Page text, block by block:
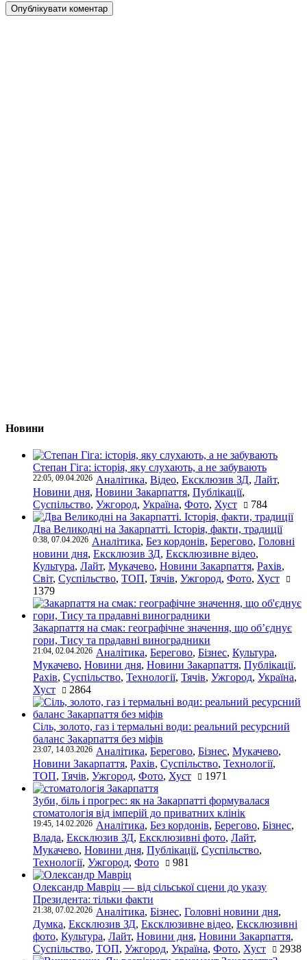
Новини
Степан Гіга: історія, яку слухають, а не забувають
22:05, 09.04.2026 Аналітика, Відео, Ексклюзив ЗД, Лайт,
Новини дня, Новини Закарпаття, Публікації,
Суспільство, Ужгород, Україна, Фото, Хуст 784
Два Великодні на Закарпатті. Історія, факти, традиції
0:38, 07.04.2026 Аналітика, Без кордонів, Берегово, Головні
новини дня, Ексклюзив ЗД, Ексклюзивне відео,
Культура, Лайт, Мукачево, Новини Закарпаття, Рахів,
Світ, Суспільство, ТОП, Тячів, Ужгород, Фото, Хуст
1379
Закарпаття на смак: географічне значення, що об’єднує
гори, Тису та прадавні виноградники
21:04, 02.04.2026 Аналітика, Берегово, Бізнес, Культура,
Мукачево, Новини дня, Новини Закарпаття, Публікації,
Рахів, Суспільство, Технології, Тячів, Ужгород, Україна,
Хуст
2864
Сіль, золото, газ і термальні води: реальний ресурсний
баланс Закарпаття без міфів
23:07, 14.03.2026 Аналітика, Берегово, Бізнес, Мукачево,
Новини Закарпаття, Рахів, Суспільство, Технології,
ТОП, Тячів, Ужгород, Фото, Хуст 1971
Зуби, біль і прогрес: як на Закарпатті формувалася
стоматологія від імперій до приватних клінік
19:45, 14.02.2026 Аналітика, Без кордонів, Берегово, Бізнес,
Влада, Ексклюзив ЗД, Ексклюзивні фото, Лайт,
Мукачево, Новини дня, Публікації, Суспільство,
Технології, Ужгород, Фото 981
Олександр Мавріц — від сільської сцени до указу
Президента: тільки факти
21:38, 07.02.2026 Аналітика, Бізнес, Головні новини дня,
Думка, Ексклюзив ЗД, Ексклюзивне відео, Ексклюзивні
фото, Культура, Лайт, Новини дня, Новини Закарпаття,
Суспільство, ТОП, Ужгород, Україна, Фото, Хуст 2938